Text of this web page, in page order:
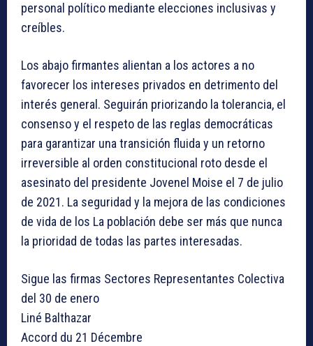
personal político mediante elecciones inclusivas y
creíbles.
Los abajo firmantes alientan a los actores a no
favorecer los intereses privados en detrimento del
interés general. Seguirán priorizando la tolerancia, el
consenso y el respeto de las reglas democráticas
para garantizar una transición fluida y un retorno
irreversible al orden constitucional roto desde el
asesinato del presidente Jovenel Moise el 7 de julio
de 2021. La seguridad y la mejora de las condiciones
de vida de los La población debe ser más que nunca
la prioridad de todas las partes interesadas.
Sigue las firmas Sectores Representantes Colectiva
del 30 de enero
Liné Balthazar
Accord du 21 Décembre